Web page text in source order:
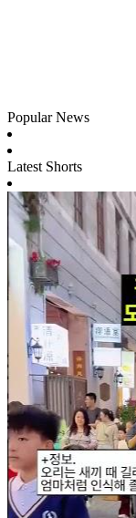
Popular News
Latest Shorts